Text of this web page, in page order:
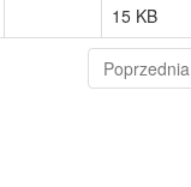
15 KB
Poprzednia